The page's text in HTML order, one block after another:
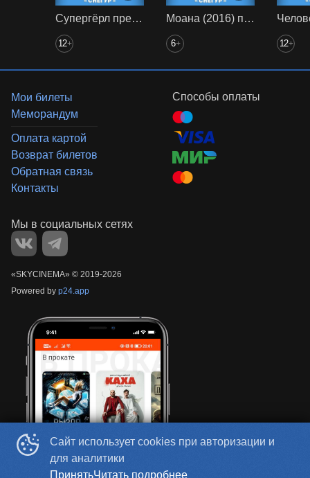
Супергёрл предс. обсл. Снегур
12+
Моана (2016) предс. обсл. Снегур
6+ 12+
Сайт использует cookies при авторизации и
для аналитики
ПринятьЧитать подробнее
Мои билеты
Меморандум
Оплата картой
Возврат билетов
Обратная связь
Контакты
Способы оплаты
«‎SKYCINEMA» © 2019-2026
Powered by p24.app